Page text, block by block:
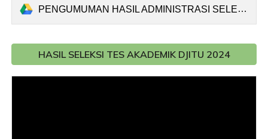
PENGUMUMAN HASIL ADMINISTRASI SELEKSI BEASISWA DJITU 2024 (22042024).pdf
HASIL SELEKSI TES AKADEMIK DJITU 2024